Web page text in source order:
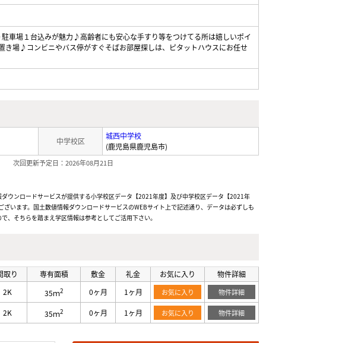
車場１台込みが魅力♪高齢者にも安心な手すり等をつけてる所は嬉しいポイ
場♪コンビニやバス停がすぐそばお部屋探しは、ピタットハウスにお任せ
中学校区
城西中学校
(鹿児島県鹿児島市)
次回更新予定日：2026年08月21日
ウンロードサービスが提供する小学校区データ【2021年度】及び中学校区データ【2021年
います。国土数値情報ダウンロードサービスのWEBサイト上で記述通り、データは必ずしも
、そちらを踏まえ学区情報は参考としてご活用下さい。
取り 専有面積 敷金 礼金 お気に入り
物件詳細
2K 35ｍ2 0ヶ月 1ヶ月 お気に入り 物件詳細
2K 35ｍ2 0ヶ月 1ヶ月 お気に入り 物件詳細